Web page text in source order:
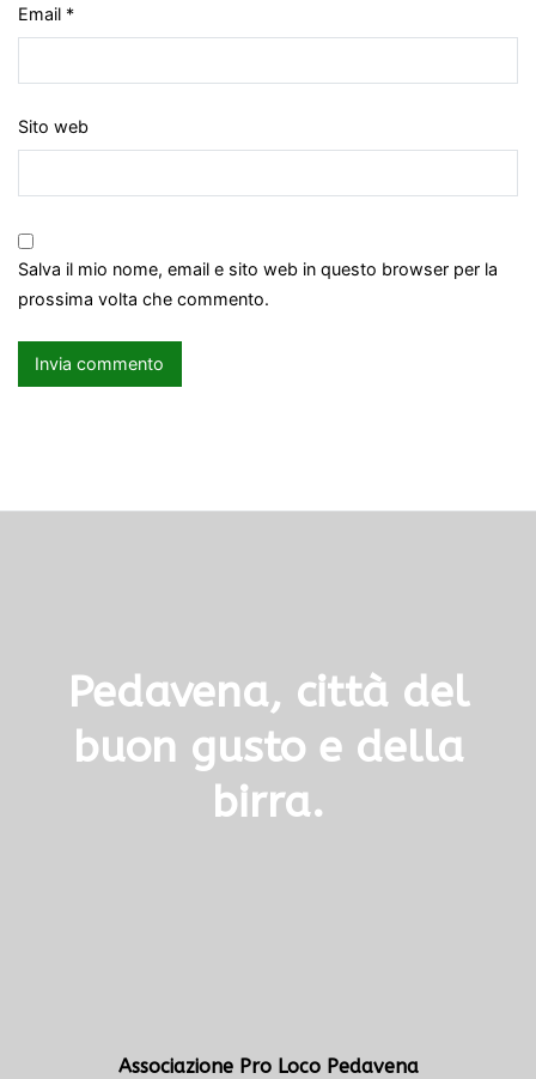
Email *
Sito web
Salva il mio nome, email e sito web in questo browser per la
prossima volta che commento.
Pedavena, città del
buon gusto e della
birra.
Associazione Pro Loco Pedavena